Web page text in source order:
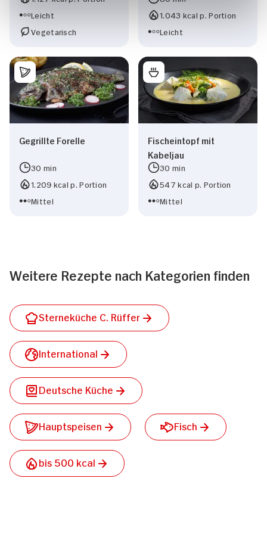
Leicht
Vegetarisch
1.043 kcal p. Portion
Leicht
Gegrillte Forelle
30 min
1.209 kcal p. Portion
Mittel
Fischeintopf mit
Kabeljau
30 min
547 kcal p. Portion
Mittel
Weitere Rezepte nach Kategorien finden
Sterneküche C. Rüffer
International
Deutsche Küche
Hauptspeisen Fisch
bis 500 kcal